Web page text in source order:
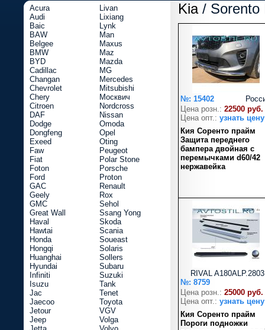
Kia/ Sorento
№: 15402
Цена розн.: 22500 руб.
Цена опт.: узнать цену
Кия Соренто прайм
Защита переднего
бампера двойная с
перемычками d60/42
нержавейка
RIVAL
№: 8759
Цена розн.: 25000 руб.
Цена опт.: узнать цену
Кия Соренто прайм
Пороги подножки
Acura
Audi
Baic
BAW
Belgee
BMW
BYD
Cadillac
Changan
Chevrolet
Chery
Citroen
DAF
Dodge
Dongfeng
Exeed
Faw
Fiat
Foton
Ford
GAC
Geely
GMC
Great Wall
Haval
Hawtai
Honda
Hongqi
Huanghai
Hyundai
Infiniti
Isuzu
Jac
Jaecoo
Jetour
Jeep
Livan
Lixiang
Lynk
Man
Maxus
Maz
Mazda
MG
Mercedes
Mitsubishi
Москвич
Nordcross
Nissan
Omoda
Opel
Oting
Peugeot
Polar Stone
Porsche
Proton
Renault
Rox
Sehol
Ssang Yong
Skoda
Scania
Soueast
Solaris
Sollers
Subaru
Suzuki
Tank
Tenet
Toyota
VGV
Volga